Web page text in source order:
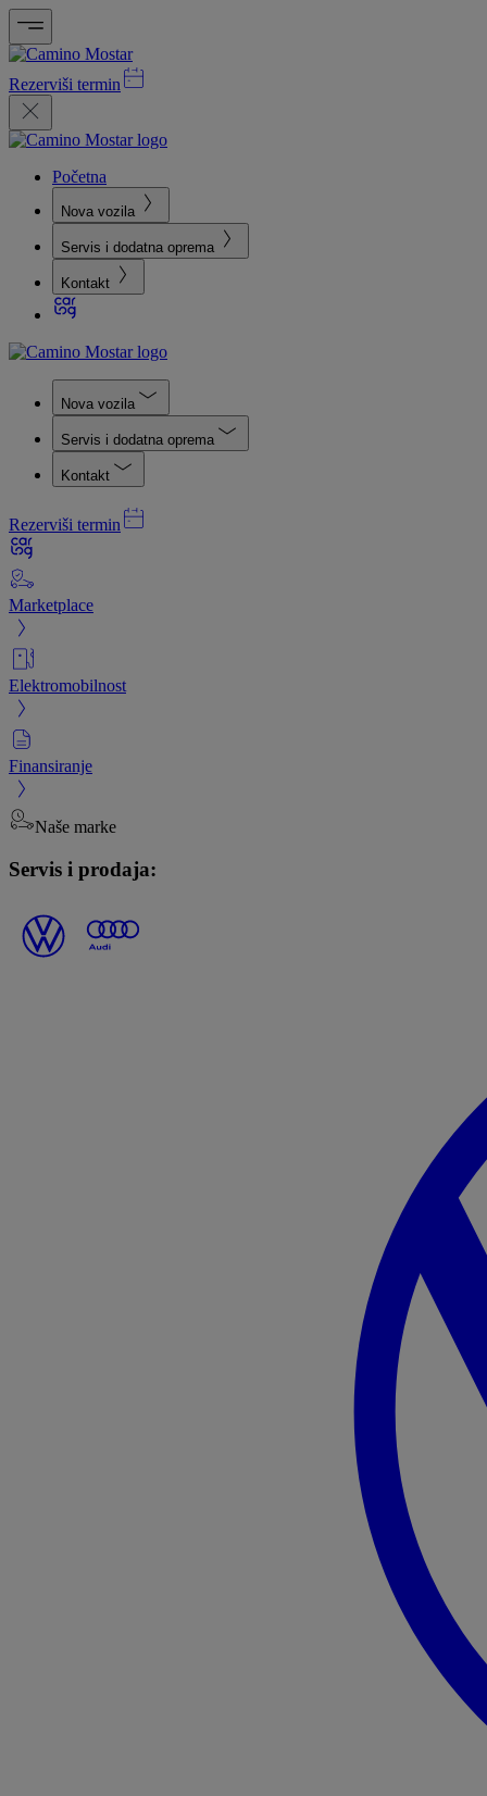
Rezerviši termin
Početna
Nova vozila
Servis i dodatna oprema
Kontakt
Nova vozila
Servis i dodatna oprema
Kontakt
Rezerviši termin
Marketplace
Elektromobilnost
Finansiranje
Naše marke
Servis i prodaja: